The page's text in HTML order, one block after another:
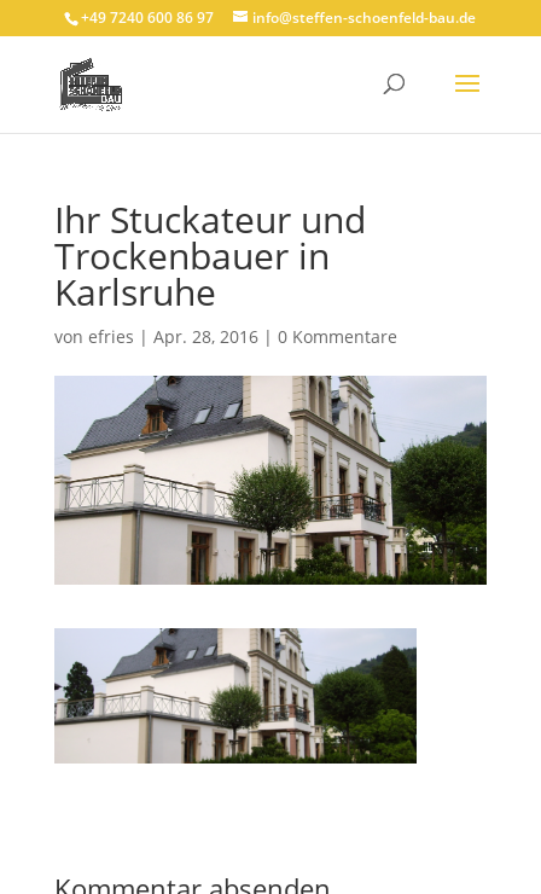
+49 7240 600 86 97 info@steffen-schoenfeld-bau.de
Ihr Stuckateur und
Trockenbauer in
Karlsruhe
von efries | Apr. 28, 2016| 0 Kommentare